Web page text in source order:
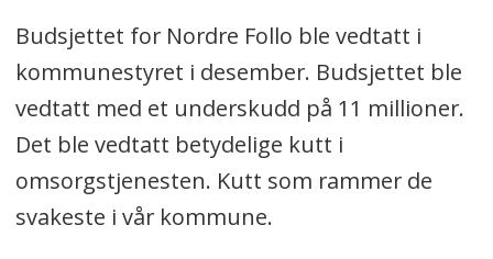
Budsjettet for Nordre Follo ble vedtatt i
kommunestyret i desember. Budsjettet ble
vedtatt med et underskudd på 11 millioner.
Det ble vedtatt betydelige kutt i
omsorgstjenesten. Kutt som rammer de
svakeste i vår kommune.